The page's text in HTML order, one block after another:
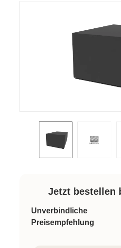
Jetzt bestellen
Unverbindliche
Preisempfehlung